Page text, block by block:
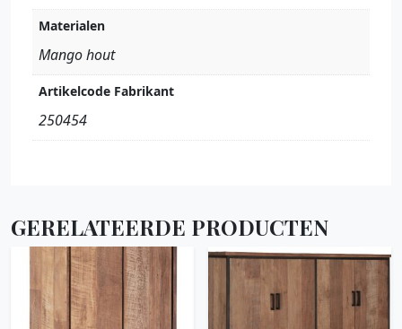
Materialen
Mango hout
Artikelcode Fabrikant
250454
GERELATEERDE PRODUCTEN